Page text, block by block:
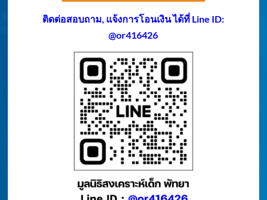
ติดต่อสอบถาม, แจ้งการโอนเงิน ได้ที่ Line ID:
@or416426